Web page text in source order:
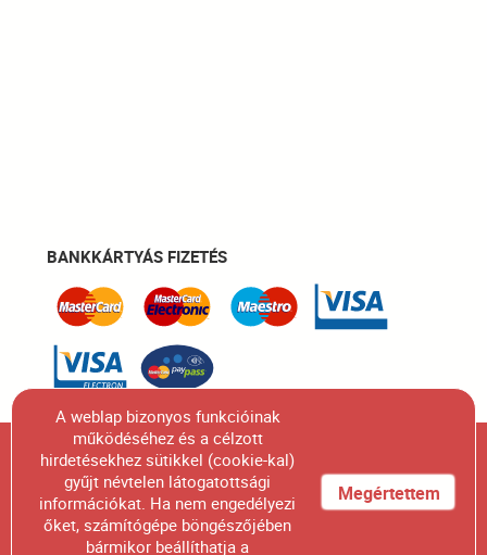
BANKKÁRTYÁS FIZETÉS
Figyelem! A honlapunkon szereplő összes termék
fényképének engedélyünk nélküli felhasználása,
sokszorosítása, kiadványban való megjelentetése
szigorúan tilos.
A weblap bizonyos funkcióinak
működéséhez és a célzott
hirdetésekhez sütikkel (cookie-kal)
gyűjt névtelen látogatottsági
információkat. Ha nem engedélyezi
őket, számítógépe böngészőjében
bármikor beállíthatja a
Megértettem